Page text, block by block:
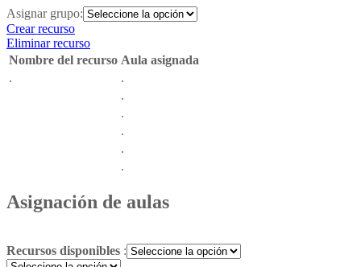
Asignar grupo:
Crear recurso
Eliminar recurso
Nombre del recurso Aula asignada
.
.
.
.
.
.
.
Asignación de aulas
Recursos disponibles :